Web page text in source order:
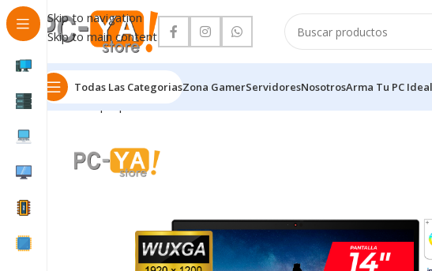
Skip to navigation
Skip to main content
Todas Las CategoriasZona GamerServidoresNosotrosArma Tu PC
Inicio Laptop’s LAPTOP LENOVO ThinkPad T14 Gen 4 14″ WUXGA